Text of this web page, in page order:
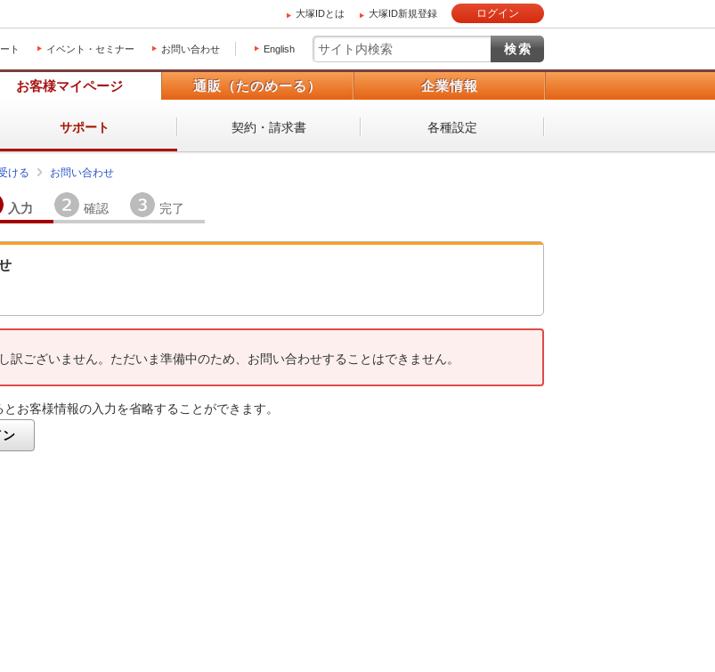
大塚IDとは 大塚ID新規登録 ログイン
ト イベント・セミナー お問い合わせ English
お客様マイページ 通販（たのめーる） 企業情報
サポート 契約・請求書 各種設定
ける お問い合わせ
入力 確認 完了
訳ございません。ただいま準備中のため、お問い合わせすることはできません。
とお客様情報の入力を省略することができます。
ン